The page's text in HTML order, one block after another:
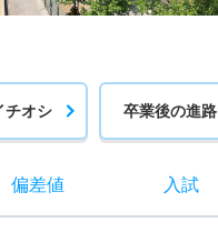
チオシ 卒業後の進路
偏差値 入試